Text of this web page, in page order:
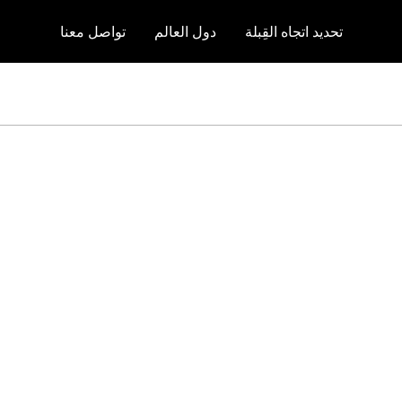
تحديد اتجاه القِبلة دول العالم تواصل معنا